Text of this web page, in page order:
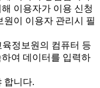
이용자가 이용 신청
원이 이용자 관리시 필
정보원의 컴퓨터 등
여 데이터를 입력하
합니다.